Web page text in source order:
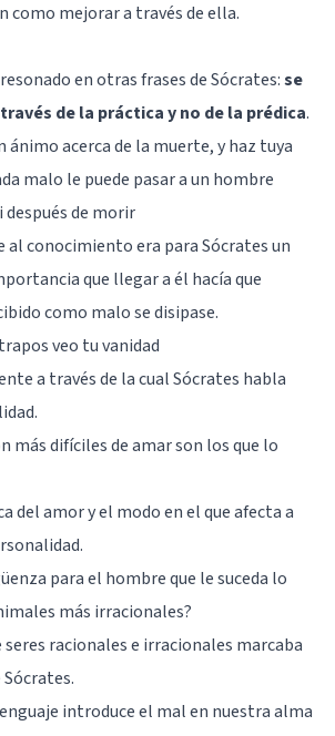
como mejorar a través de ella.
en otras frases de Sócrates:se
de la práctica y no de la prédica.
ánimo acerca de la muerte, y haz tuya
malo le puede pasar a un hombre
después de morir
al conocimiento era para Sócrates un
que llegar a él hacía que
como malo se disipase.
veo tu vanidad
a través de la cual Sócrates habla
más difíciles de amar son los que lo
del amor y el modo en el que afecta a
para el hombre que le suceda lo
más irracionales?
racionales e irracionales marcaba
introduce el mal en nuestra alma